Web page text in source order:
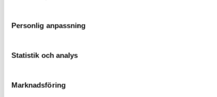
Personlig anpassning
Statistik och analys
Marknadsföring